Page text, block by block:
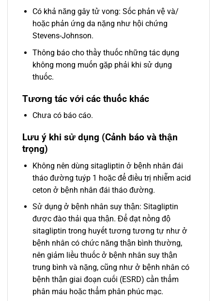
Có khả năng gây tử vong: Sốc phản vệ và/
hoặc phản ứng da nặng như hội chứng
Stevens-Johnson.
Thông báo cho thầy thuốc những tác dụng
không mong muốn gặp phải khi sử dụng
thuốc.
Tương tác với các thuốc khác
Chưa có báo cáo.
Lưu ý khi sử dụng (Cảnh báo và thận
trọng)
Không nên dùng sitagliptin ở bệnh nhân đái
tháo đường tuýp 1 hoặc để điều trị nhiễm acid
ceton ở bệnh nhân đái tháo đường.
Sử dụng ở bệnh nhân suy thận: Sitagliptin
được đào thải qua thận. Để đạt nồng độ
sitagliptin trong huyết tương tương tự như ở
bệnh nhân có chức năng thận bình thường,
nên giảm liều thuốc ở bệnh nhân suy thận
trung bình và nặng, cũng như ở bệnh nhân có
bệnh thận giai đoạn cuối (ESRD) cần thẩm
phân máu hoặc thẩm phân phúc mạc.